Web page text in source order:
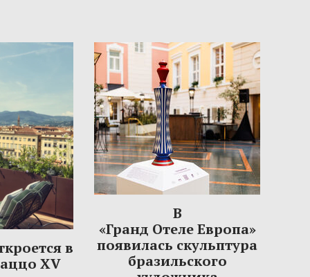
в
XV
В
«Гранд Отеле Европа»
появилась скульптура
бразильского